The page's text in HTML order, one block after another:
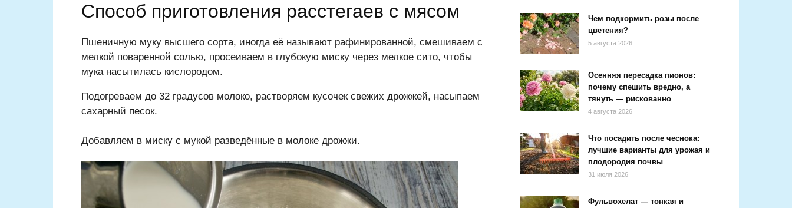
Способ приготовления расстегаев с мясом
Пшеничную муку высшего сорта, иногда её называют рафинированной, смешиваем с
мелкой поваренной солью, просеиваем в глубокую миску через мелкое сито, чтобы
мука насытилась кислородом.
Подогреваем до 32 градусов молоко, растворяем кусочек свежих дрожжей, насыпаем
сахарный песок.
Добавляем в миску с мукой разведённые в молоке дрожжи.
Чем подкормить розы после
цветения?
5 августа 2026
Осенняя пересадка пионов:
почему спешить вредно, а
тянуть — рискованно
4 августа 2026
Что посадить после чеснока:
лучшие варианты для урожая и
плодородия почвы
31 июля 2026
Фульвохелат — тонкая и